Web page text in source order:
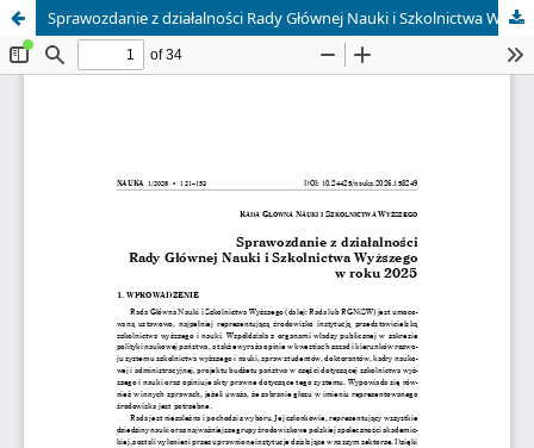
Sprawozdanie z działalności Rady Głównej Nauki i Szkolnictwa Wyższego w roku 2025